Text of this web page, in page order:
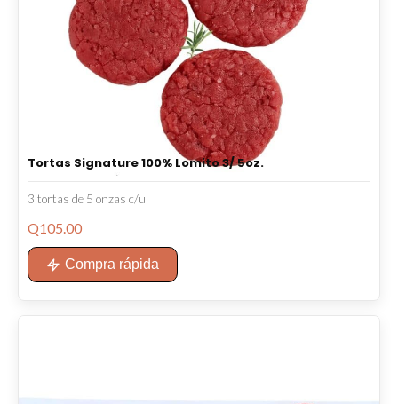
Tortas Signature 100% Lomito 3/ 5oz.
3 tortas de 5 onzas c/u
Q105.00
Compra rápida